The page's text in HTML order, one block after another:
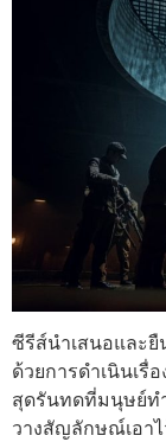
ซีรีส์นำเสนอและยื
ด้วยการดำเนินเรื่
สุดรันทดที่มนุษย์ท
วางสัญลักษณ์เอาไ